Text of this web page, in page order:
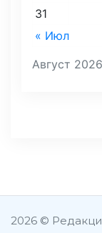
Август 2026
« Июл
31
2026 ©